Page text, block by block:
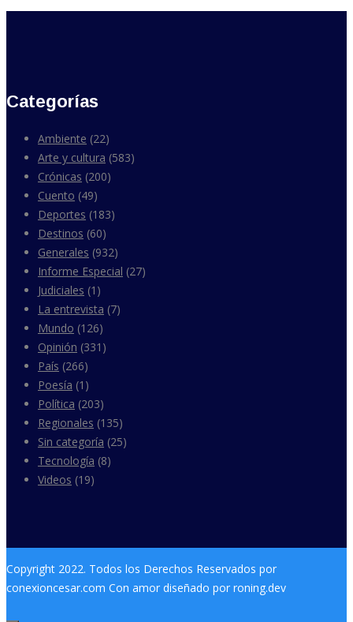
Categorías
Ambiente (22)
Arte y cultura (583)
Crónicas (200)
Cuento (49)
Deportes (183)
Destinos (60)
Generales (932)
Informe Especial (27)
Judiciales (1)
La entrevista (7)
Mundo (126)
Opinión (331)
País (266)
Poesía (1)
Política (203)
Regionales (135)
Sin categoría (25)
Tecnología (8)
Videos (19)
Copyright 2022. Todos los Derechos Reservados por
conexioncesar.com Con amor diseñado por roning.dev